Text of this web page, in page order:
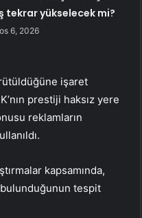
tekrar yükselecek mi?
6, 2026
işaret
prestiji haksız yere
reklamların
kapsamında,
tespit